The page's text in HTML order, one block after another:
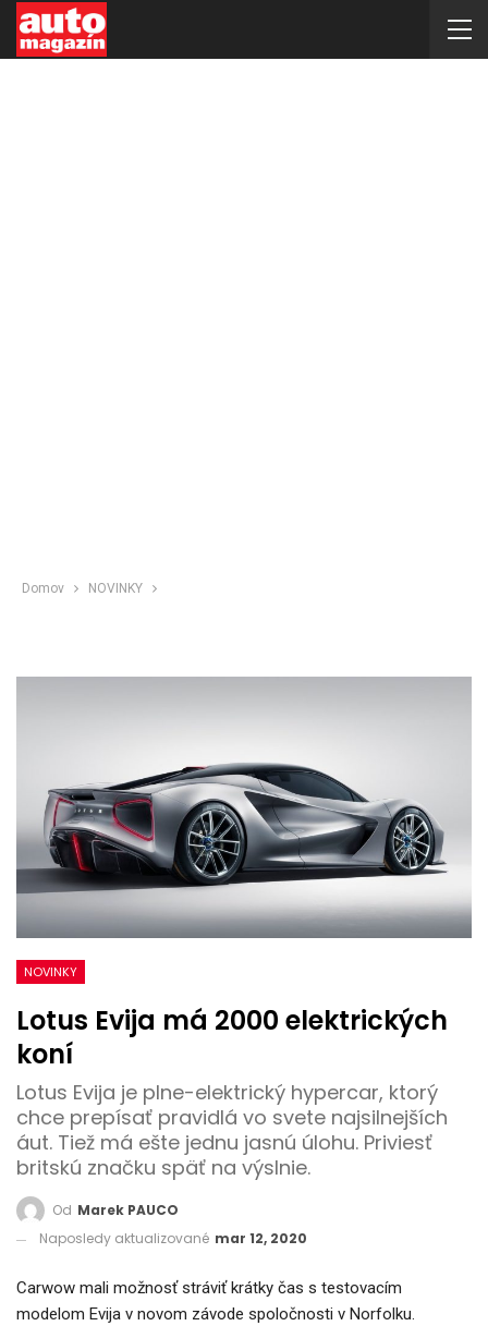
Domov NOVINKY
NOVINKY
Lotus Evija má 2000 elektrických
koní
Lotus Evija je plne-elektrický hypercar, ktorý
chce prepísať pravidlá vo svete najsilnejších
áut. Tiež má ešte jednu jasnú úlohu. Priviesť
britskú značku späť na výslnie.
Od Marek PAUCO
Naposledy aktualizované mar 12, 2020
Carwow mali možnosť stráviť krátky čas s testovacím
modelom Evija v novom závode spoločnosti v Norfolku.